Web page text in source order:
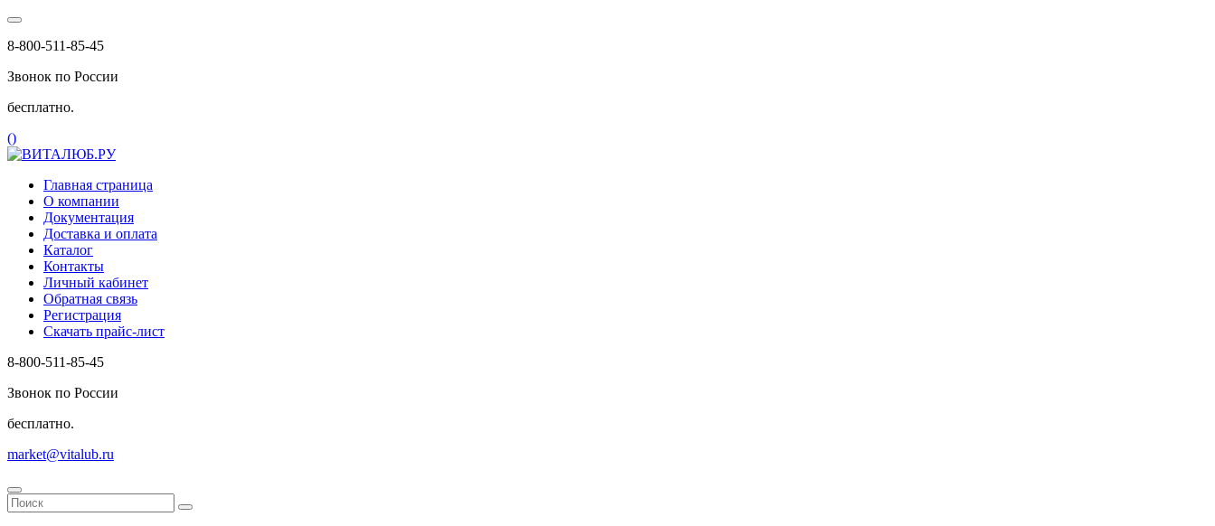
8-800-511-85-45
Звонок по России
бесплатно.
()
Главная страница
О компании
Документация
Доставка и оплата
Каталог
Контакты
Личный кабинет
Обратная связь
Регистрация
Скачать прайс-лист
8-800-511-85-45
Звонок по России
бесплатно.
market@vitalub.ru